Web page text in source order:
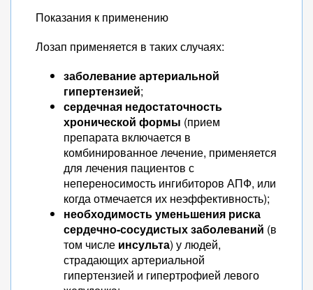
Показания к применению
Лозап применяется в таких случаях:
заболевание артериальной
гипертензией;
сердечная недостаточность
хронической формы (прием
препарата включается в
комбинированное лечение, применяется
для лечения пациентов с
непереносимость ингибиторов АПФ, или
когда отмечается их неэффективность);
необходимость уменьшения риска
сердечно-сосудистых заболеваний (в
том числе инсульта) у людей,
страдающих артериальной
гипертензией и гипертрофией левого